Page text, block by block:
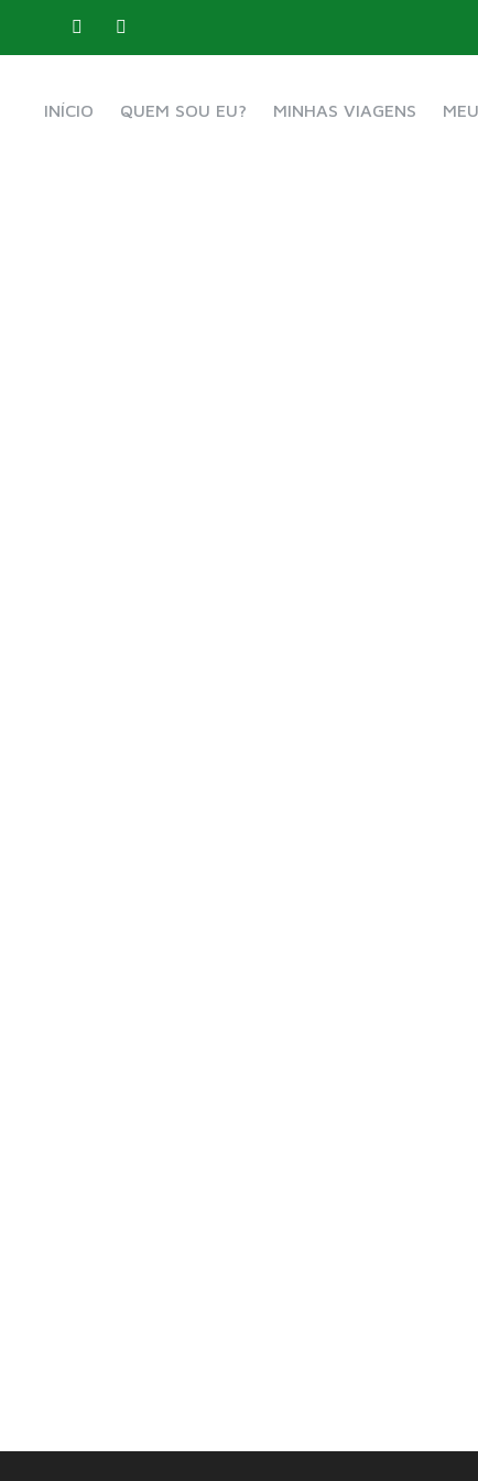
INÍCIO QUEM SOU EU? MINHAS VIAGENS